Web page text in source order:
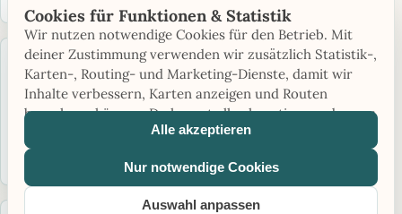
Cookies für Funktionen & Statistik
Wir nutzen notwendige Cookies für den Betrieb. Mit
deiner Zustimmung verwenden wir zusätzlich Statistik-,
Karten-, Routing- und Marketing-Dienste, damit wir
Inhalte verbessern, Karten anzeigen und Routen
berechnen können. Du kannst alle akzeptieren oder nur
notwendige Cookies verwenden.
Alle akzeptieren
Nur notwendige Cookies
Auswahl anpassen
14,3 KM ENTFERNT
Thermenland Camping Fürstenfeld
Saison: Saisonbetrieb Sanitär
Strom